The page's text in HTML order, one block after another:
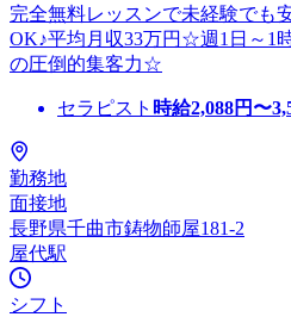
完全無料レッスンで未経験でも
OK♪平均月収33万円☆週1日～1
の圧倒的集客力☆
セラピスト 時給2,088円〜
勤務地
面接地
長野県千曲市鋳物師屋181-2
屋代駅
シフト